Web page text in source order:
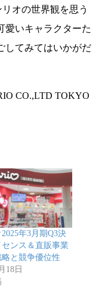
オの世界観を思う
愛いキャラクターた
してみてはいかがだ
CO.,LTD TOKYO
年3月期Q3決
ンス＆直販事業
と競争優位性
18日